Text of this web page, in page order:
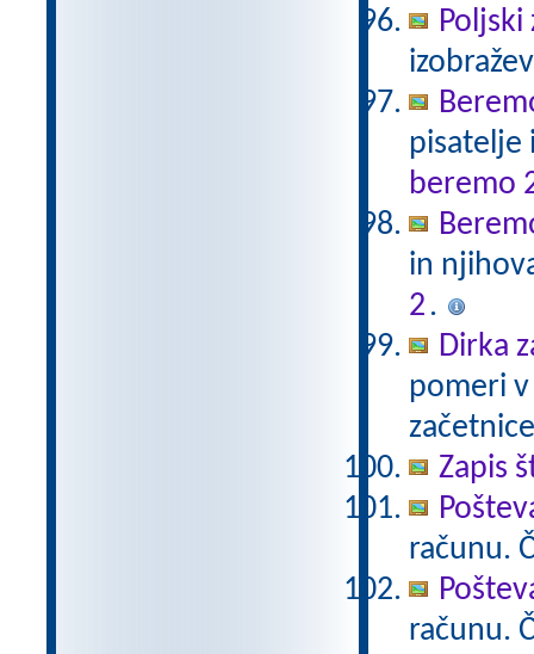
Poljski
pisatelje
beremo
in
2.
Dirka
pomeri
Zapis
računu.
računu.